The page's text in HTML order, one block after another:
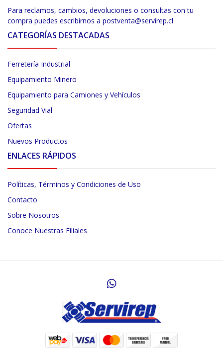
Para reclamos, cambios, devoluciones o consultas con tu
compra puedes escribirnos a postventa@servirep.cl
CATEGORÍAS DESTACADAS
Ferretería Industrial
Equipamiento Minero
Equipamiento para Camiones y Vehículos
Seguridad Vial
Ofertas
Nuevos Productos
ENLACES RÁPIDOS
Políticas, Términos y Condiciones de Uso
Contacto
Sobre Nosotros
Conoce Nuestras Filiales